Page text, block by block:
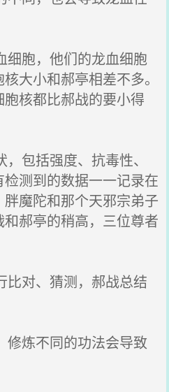
胞，他们的龙血细胞
大小和郝亭相差不多。
核都比郝战的要小得
包括强度、抗毒性、
测到的数据一一记录在
魔陀和那个天邪宗弟子
郝亭的稍高，三位尊者
对、猜测，郝战总结
炼不同的功法会导致